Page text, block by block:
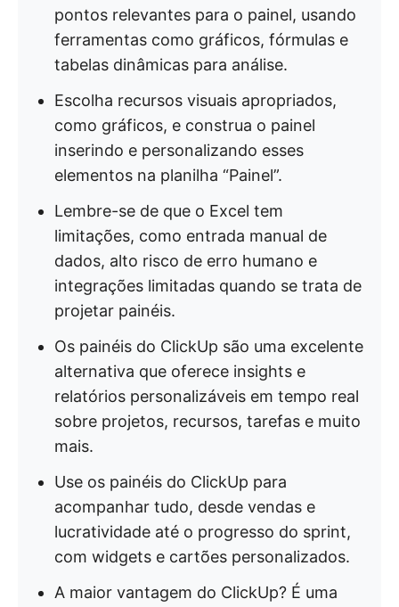
pontos relevantes para o painel, usando
ferramentas como gráficos, fórmulas e
tabelas dinâmicas para análise.
Escolha recursos visuais apropriados,
como gráficos, e construa o painel
inserindo e personalizando esses
elementos na planilha “Painel”.
Lembre-se de que o Excel tem
limitações, como entrada manual de
dados, alto risco de erro humano e
integrações limitadas quando se trata de
projetar painéis.
Os painéis do ClickUp são uma excelente
alternativa que oferece insights e
relatórios personalizáveis em tempo real
sobre projetos, recursos, tarefas e muito
mais.
Use os painéis do ClickUp para
acompanhar tudo, desde vendas e
lucratividade até o progresso do sprint,
com widgets e cartões personalizados.
A maior vantagem do ClickUp? É uma